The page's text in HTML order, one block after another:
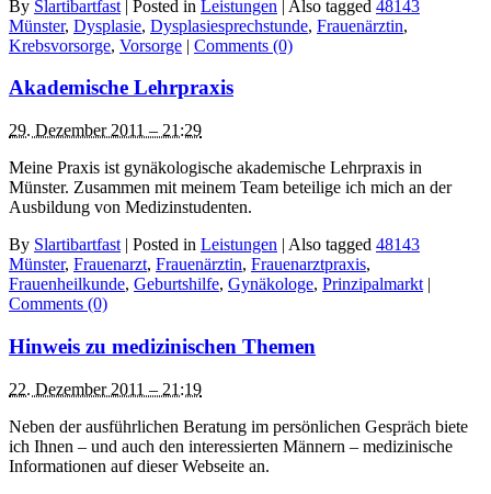
By Slartibartfast | Posted in Leistungen | Also tagged 48143
Münster, Dysplasie, Dysplasiesprechstunde, Frauenärztin,
Krebsvorsorge, Vorsorge | Comments (0)
Akademische Lehrpraxis
29. Dezember 2011 – 21:29
Meine Praxis ist gynäkologische akademische Lehrpraxis in
Münster. Zusammen mit meinem Team beteilige ich mich an der
Ausbildung von Medizinstudenten.
By Slartibartfast | Posted in Leistungen | Also tagged 48143
Münster, Frauenarzt, Frauenärztin, Frauenarztpraxis,
Frauenheilkunde, Geburtshilfe, Gynäkologe, Prinzipalmarkt |
Comments (0)
Hinweis zu medizinischen Themen
22. Dezember 2011 – 21:19
Neben der ausführlichen Beratung im persönlichen Gespräch biete
ich Ihnen – und auch den interessierten Männern – medizinische
Informationen auf dieser Webseite an.